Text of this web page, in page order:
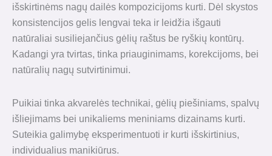
išskirtinėms nagų dailės kompozicijoms kurti. Dėl skystos
konsistencijos gelis lengvai teka ir leidžia išgauti
natūraliai susiliejančius gėlių raštus be ryškių kontūrų.
Kadangi yra tvirtas, tinka priauginimams, korekcijoms, bei
natūralių nagų sutvirtinimui.
Puikiai tinka akvarelės technikai, gėlių piešiniams, spalvų
išliejimams bei unikaliems meniniams dizainams kurti.
Suteikia galimybę eksperimentuoti ir kurti išskirtinius,
individualius manikiūrus.